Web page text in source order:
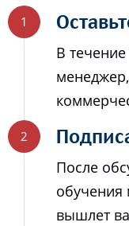
В
После
обучения
вышлет